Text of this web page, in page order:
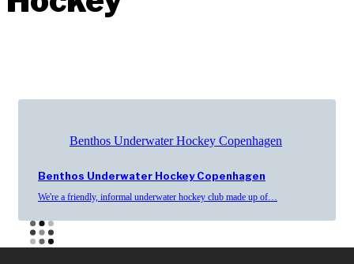
Benthos Underwater Hockey Copenhagen
Benthos Underwater Hockey Copenhagen
We're a friendly, informal underwater hockey club made up of…